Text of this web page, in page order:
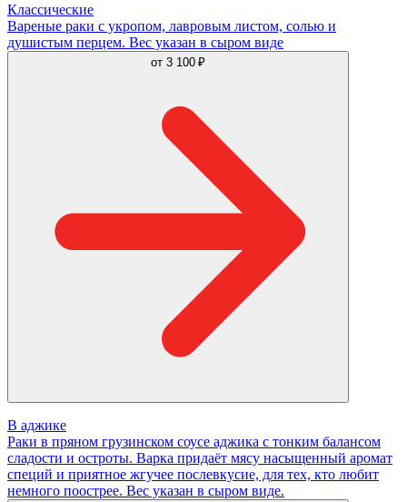
Классические
Вареные раки с укропом, лавровым листом, солью и
душистым перцем. Вес указан в сыром виде
от 3 100 ₽
В аджике
Раки в пряном грузинском соусе аджика с тонким балансом
сладости и остроты. Варка придаёт мясу насыщенный аромат
специй и приятное жгучее послевкусие, для тех, кто любит
немного поострее. Вес указан в сыром виде.